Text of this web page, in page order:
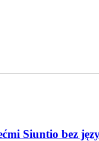
Siuntio bez